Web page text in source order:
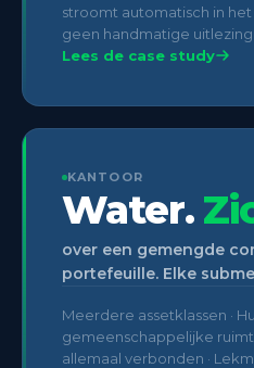
stroomt automatisch in
geen handmatige
Lees de case study
KANTOOR
Water.
over een gemengde
portefeuille. Elke
Meerdere assetklassen ·
gemeenschappelijke
allemaal verbonden ·